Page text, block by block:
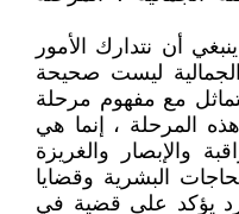
أن نتدارك الأمور
الجمالية ليست صحيحة
مع مفهوم مرحلة
المرحلة ، إنما هي
والإبصار والغريزة
البشرية وقضايا
يؤكد على قضية في